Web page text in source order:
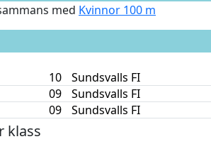
med Kvinnor 100 m
10 Sundsvalls FI
09 Sundsvalls FI
09 Sundsvalls FI
klass